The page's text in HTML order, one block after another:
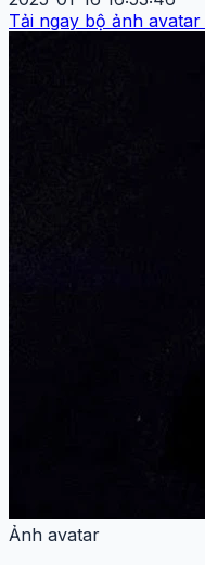
Tải ngay bộ ảnh
Ảnh avatar